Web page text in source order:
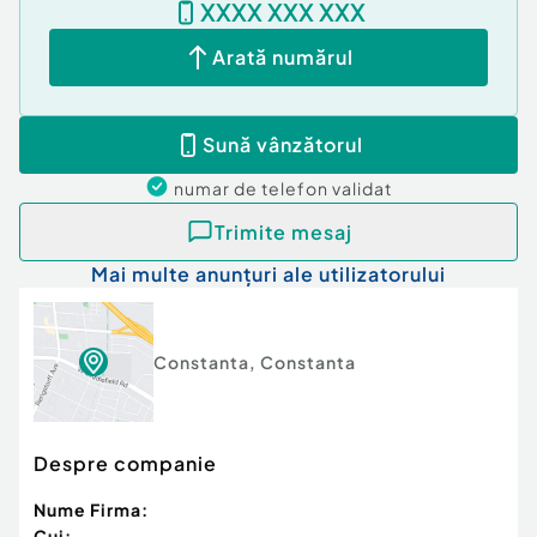
XXXX XXX XXX
Arată numărul
Sună vânzătorul
numar de telefon validat
Trimite mesaj
Mai multe anunțuri ale utilizatorului
Constanta, Constanta
Despre companie
Nume Firma: